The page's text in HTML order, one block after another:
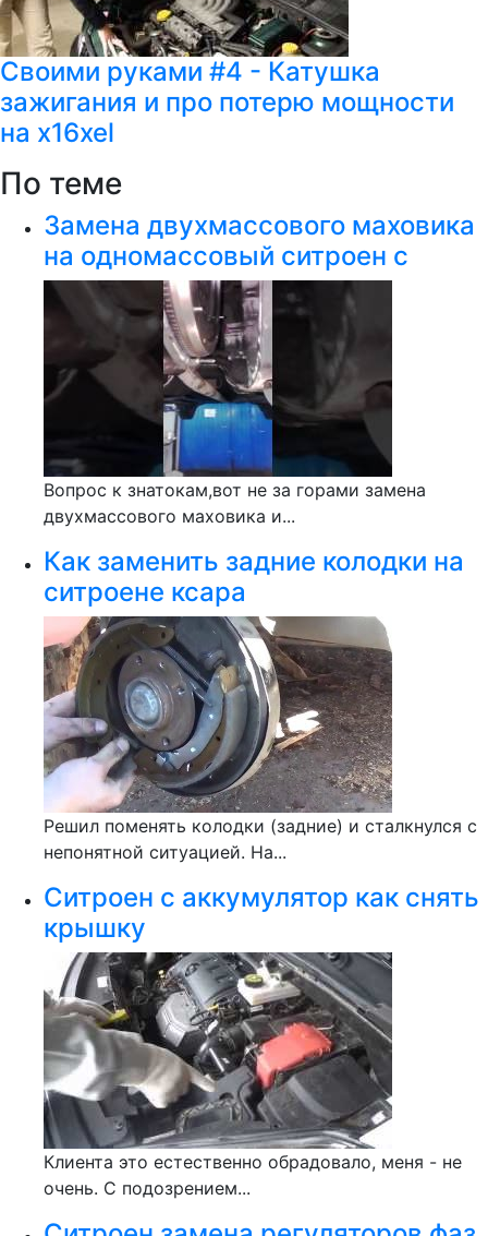
Своими руками #4 - Катушка
зажигания и про потерю мощности
на x16xel
По теме
Замена двухмассового маховика
на одномассовый ситроен с
Вопрос к знатокам,вот не за горами замена
двухмассового маховика и...
Как заменить задние колодки на
ситроене ксара
Решил поменять колодки (задние) и сталкнулся с
непонятной ситуацией. На...
Ситроен с аккумулятор как снять
крышку
Клиента это естественно обрадовало, меня - не
очень. С подозрением...